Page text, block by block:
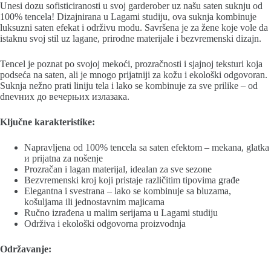
Unesi dozu sofisticiranosti u svoj garderober uz našu saten suknju od
100% tencela! Dizajnirana u Lagami studiju, ova suknja kombinuje
luksuzni saten efekat i održivu modu. Savršena je za žene koje vole da
istaknu svoj stil uz lagane, prirodne materijale i bezvremenski dizajn.
Tencel je poznat po svojoj mekoći, prozračnosti i sjajnoj teksturi koja
podseća na saten, ali je mnogo prijatniji za kožu i ekološki odgovoran.
Suknja nežno prati liniju tela i lako se kombinuje za sve prilike – od
dnevних до вечерњих излазака.
Ključne karakteristike:
Napravljena od 100% tencela sa saten efektom – mekana, glatka
и prijatna za nošenje
Prozračan i lagan materijal, idealan za sve sezone
Bezvremenski kroj koji pristaje različitim tipovima građe
Elegantna i svestrana – lako se kombinuje sa bluzama,
košuljama ili jednostavnim majicama
Ručno izrađena u malim serijama u Lagami studiju
Održiva i ekološki odgovorna proizvodnja
Održavanje: